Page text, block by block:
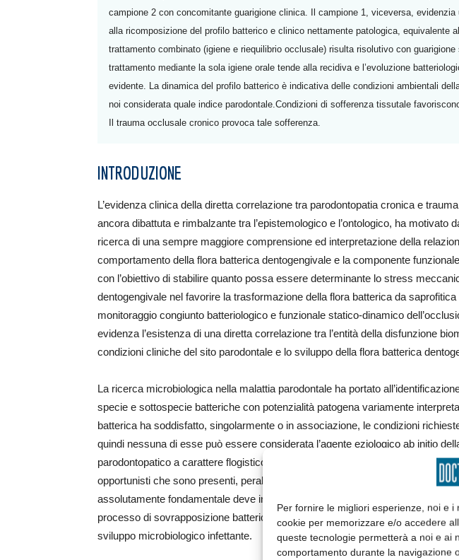
Per fornire le migliori esperienze, noi e
cookie per memorizzare e/o accedere
queste tecnologie permetterà a noi e ai
comportamento durante la navigazione
campione 2 con concomitante guarigione clinica. Il campione 1, viceversa,
alla ricomposizione del profilo batterico e clinico nettamente patologica, equivalente al
trattamento combinato (igiene e riequilibrio occlusale) risulta risolutivo con guarigione
trattamento mediante la sola igiene orale tende alla recidiva e l’evoluzione
evidente. La dinamica del profilo batterico è indicativa delle condizioni ambientali
noi considerata quale indice parodontale.Condizioni di sofferenza tissutale
Il trauma occlusale cronico provoca tale sofferenza.
INTRODUZIONE
L’evidenza clinica della diretta correlazione tra parodontopatia cronica e
ancora dibattuta e rimbalzante tra l’epistemologico e l’ontologico, ha motivato
ricerca di una sempre maggiore comprensione ed interpretazione della
comportamento della flora batterica dentogengivale e la componente
con l’obiettivo di stabilire quanto possa essere determinante lo stress
dentogengivale nel favorire la trasformazione della flora batterica da
monitoraggio congiunto batteriologico e funzionale statico-dinamico
evidenza l’esistenza di una diretta correlazione tra l’entità della disfunzione
condizioni cliniche del sito parodontale e lo sviluppo della flora batterica
La ricerca microbiologica nella malattia parodontale ha portato
specie e sottospecie batteriche con potenzialità patogena variamente
batterica ha soddisfatto, singolarmente o in associazione, le condizioni
quindi nessuna di esse può essere considerata l’agente eziologico ab initio
parodontopatico a carattere flogistico-settico-batterico clinicamente evidente
opportunisti che sono presenti, peraltro, anche nei soggetti sani. Questo
assolutamente fondamentale deve indurre a sospettare una causa ulteriore
processo di sovrapposizione batterica in un tessuto evidentemente non più
sviluppo microbiologico infettante.